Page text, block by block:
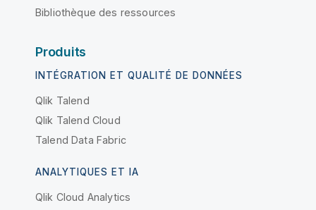
Bibliothèque des ressources
Produits
INTÉGRATION ET QUALITÉ DE DONNÉES
Qlik Talend
Qlik Talend Cloud
Talend Data Fabric
ANALYTIQUES ET IA
Qlik Cloud Analytics